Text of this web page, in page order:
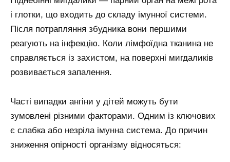
і глотки, що входить до складу імунної системи.
Після потрапляння збудника вони першими
реагують на інфекцію. Коли лімфоїдна тканина не
справляється із захистом, на поверхні мигдаликів
розвивається запалення.
Часті випадки ангіни у дітей можуть бути
зумовлені різними факторами. Одним із ключових
є слабка або незріла імунна система. До причин
зниження опірності організму відносяться: